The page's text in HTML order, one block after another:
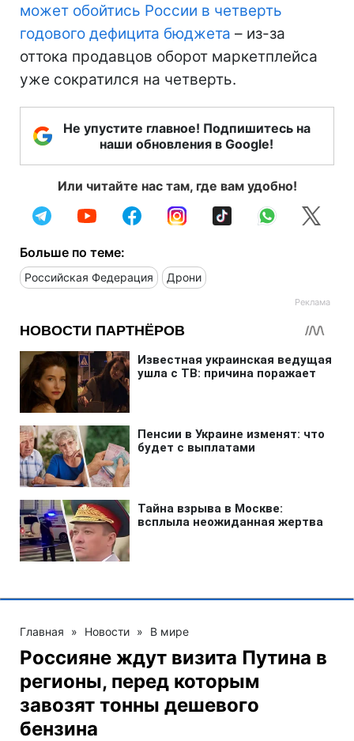
может обойтись России в четверть
годового дефицита бюджета – из-за
оттока продавцов оборот маркетплейса
уже сократился на четверть.
Не упустите главное! Подпишитесь на
наши обновления в Google!
Или читайте нас там, где вам удобно!
Больше по теме:
Российская Федерация Дрони
Главная » Новости » В мире
Россияне ждут визита Путина в
регионы, перед которым
завозят тонны дешевого
бензина